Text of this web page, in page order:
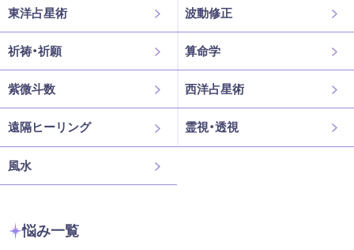
東洋占星術 波動修正
祈祷・祈願 算命学
紫微斗数 西洋占星術
遠隔ヒーリング 霊視・透視
風水
悩み一覧